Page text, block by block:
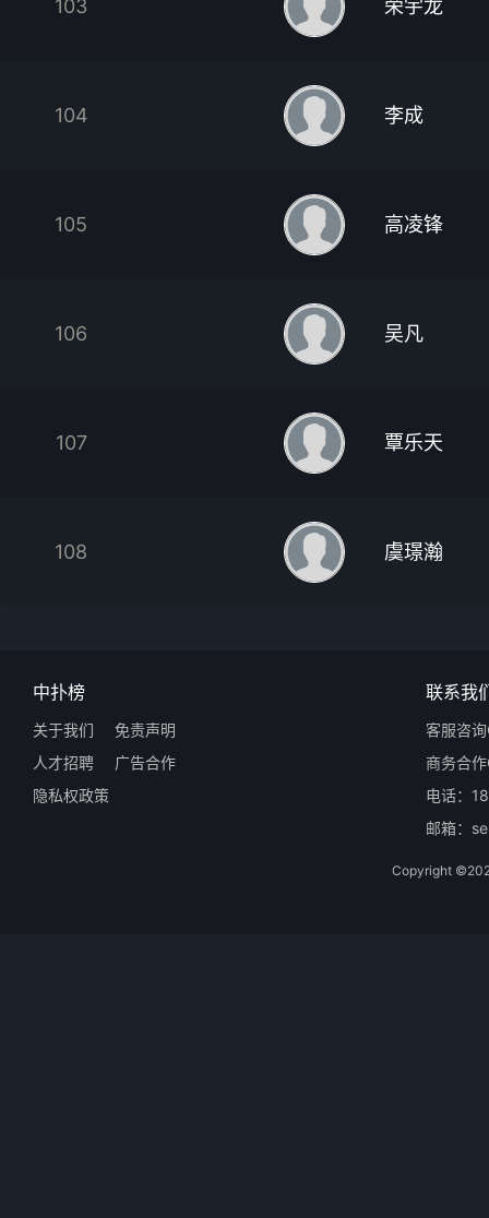
103 荣宇龙
104 李成
105 高凌锋
106 吴凡
107 覃乐天
108 虞璟瀚
中扑榜
关于我们
免责声明
人才招聘
广告合作
隐私权政策
联系我
客服咨
商务合
电话：
邮箱：
Copyright